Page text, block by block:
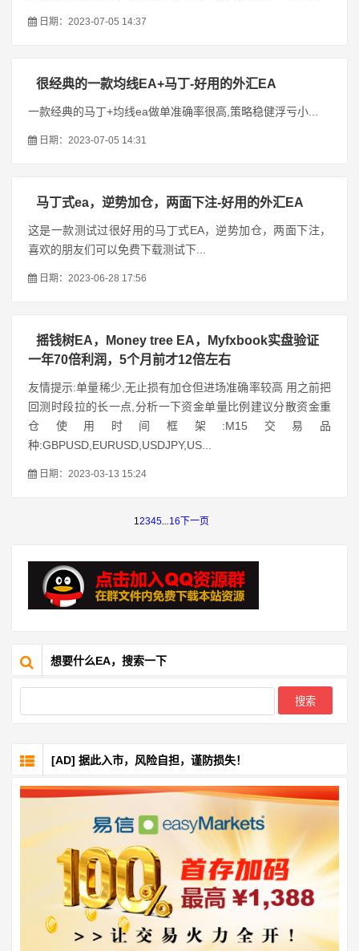
日期：2023-07-05 14:37
很经典的一款均线EA+马丁-好用的外汇EA
一款经典的马丁+均线ea做单准确率很高,策略稳健浮亏小...
日期：2023-07-05 14:31
马丁式ea，逆势加仓，两面下注-好用的外汇EA
这是一款测试过很好用的马丁式EA，逆势加仓，两面下注，
喜欢的朋友们可以免费下载测试下...
日期：2023-06-28 17:56
摇钱树EA，Money tree EA，Myfxbook实盘验证
一年70倍利润，5个月前才12倍左右
友情提示:单量稀少,无止损有加仓但进场准确率较高 用之前把
回测时段拉的长一点,分析一下资金单量比例建议分散资金重
仓使用时间框架:M15交易品
种:GBPUSD,EURUSD,USDJPY,US...
日期：2023-03-13 15:24
12345...16 下一页
想要什么EA，搜索一下
[AD] 据此入市，风险自担，谨防损失！